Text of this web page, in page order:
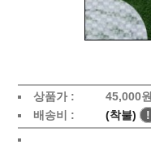
상품가 : 45,000원
배송비 :
(착불) !